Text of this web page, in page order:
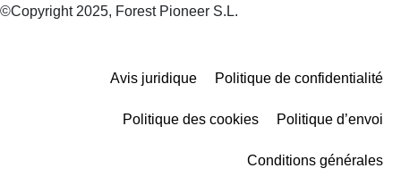
©Copyright 2025, Forest Pioneer S.L.
Avis juridique Politique de confidentialité
Politique des cookies Politique d’envoi
Conditions générales